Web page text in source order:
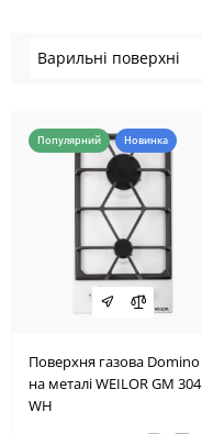
Варильні поверхні
Популярний Новинка
Поверхня газова Domino
на металі WEILOR GM 304
WH